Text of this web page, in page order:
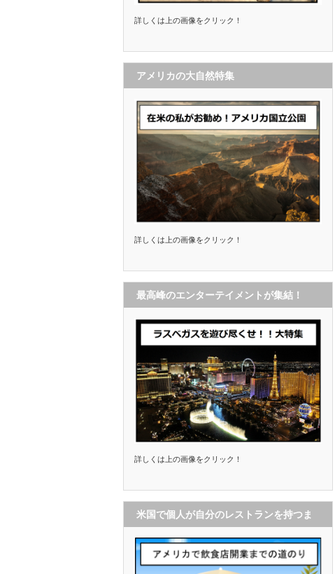
詳しくは上の画像をクリック！
アメリカの大自然特集
詳しくは上の画像をクリック！
最高峰のエンターテイメントが集結！
詳しくは上の画像をクリック！
米国で個人が自分のレストランを持つま
で